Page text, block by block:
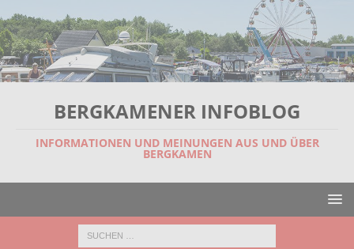
BERGKAMENER INFOBLOG
INFORMATIONEN UND MEINUNGEN AUS UND ÜBER
BERGKAMEN